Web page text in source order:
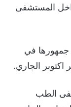
المستشفى
جمهورها في
الجاري.
الطب